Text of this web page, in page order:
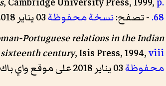
68. - تصفح:نسخة محفوظة03 يناير 2018 على موقع واي باك مشين.
Portuguese relations in the Indian
century, Isis Press, 1994,viii
محفوظة03 يناير 2018 على موقع واي باك مشين.